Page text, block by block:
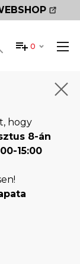
0
hogy
8-án
15:00